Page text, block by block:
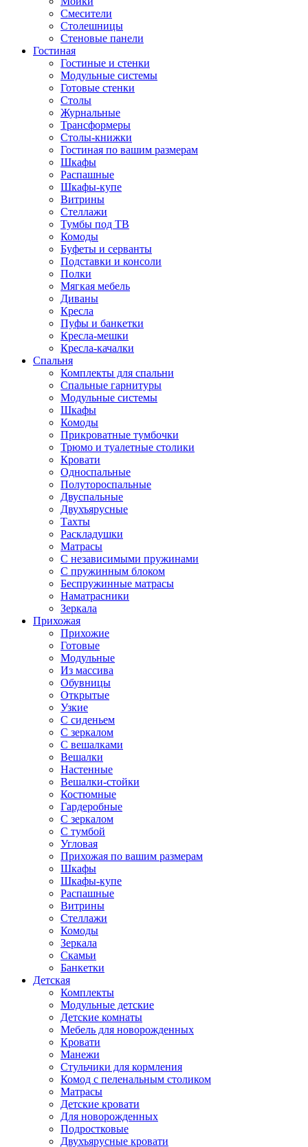
Смесители
Столешницы
Стеновые панели
Гостиная
Гостиные и стенки
Модульные системы
Готовые стенки
Столы
Журнальные
Трансформеры
Столы-книжки
Гостиная по вашим размерам
Шкафы
Распашные
Шкафы-купе
Витрины
Стеллажи
Тумбы под ТВ
Комоды
Буфеты и серванты
Подставки и консоли
Полки
Мягкая мебель
Диваны
Кресла
Пуфы и банкетки
Кресла-мешки
Кресла-качалки
Спальня
Комплекты для спальни
Спальные гарнитуры
Модульные системы
Шкафы
Комоды
Прикроватные тумбочки
Трюмо и туалетные столики
Кровати
Односпальные
Полутороспальные
Двуспальные
Двухъярусные
Тахты
Раскладушки
Матрасы
С независимыми пружинами
С пружинным блоком
Беспружинные матрасы
Наматрасники
Зеркала
Прихожая
Прихожие
Готовые
Модульные
Из массива
Обувницы
Открытые
Узкие
С сиденьем
С зеркалом
С вешалками
Вешалки
Настенные
Вешалки-стойки
Костюмные
Гардеробные
С зеркалом
С тумбой
Угловая
Прихожая по вашим размерам
Шкафы
Шкафы-купе
Распашные
Витрины
Стеллажи
Комоды
Зеркала
Скамьи
Банкетки
Детская
Комплекты
Модульные детские
Детские комнаты
Мебель для новорожденных
Кровати
Манежи
Стульчики для кормления
Комод с пеленальным столиком
Матрасы
Детские кровати
Для новорожденных
Подростковые
Двухъярусные кровати